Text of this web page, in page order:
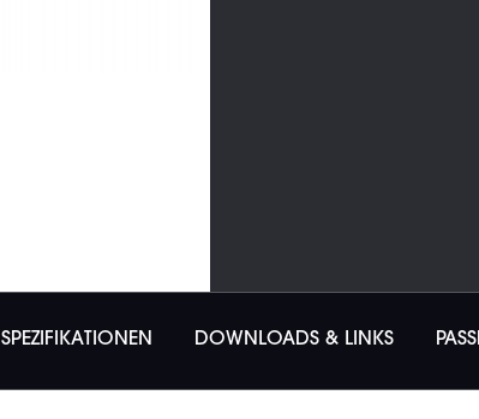
SPEZIFIKATIONEN DOWNLOADS & LINKS